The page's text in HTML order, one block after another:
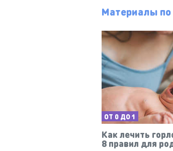
Материалы по
ОТ 0 ДО 1
Как лечить
8 правил для